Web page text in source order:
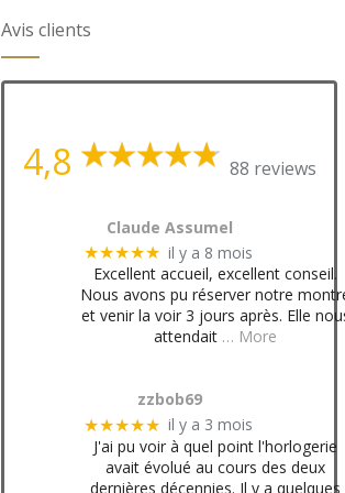
Avis clients
4,8 88 reviews
Claude Assumel
★★★★★ il y a 8 mois
Excellent accueil, excellent conseil.
Nous avons pu réserver notre
et venir la voir 3 jours après. Elle
attendait … More
zzbob69
★★★★★ il y a 3 mois
J'ai pu voir à quel point l'horlogerie
avait évolué au cours des deux
dernières décennies. Il y a quelques